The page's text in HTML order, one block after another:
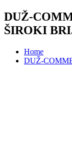
DUŽ-
ŠIROKI
Home
DUŽ-